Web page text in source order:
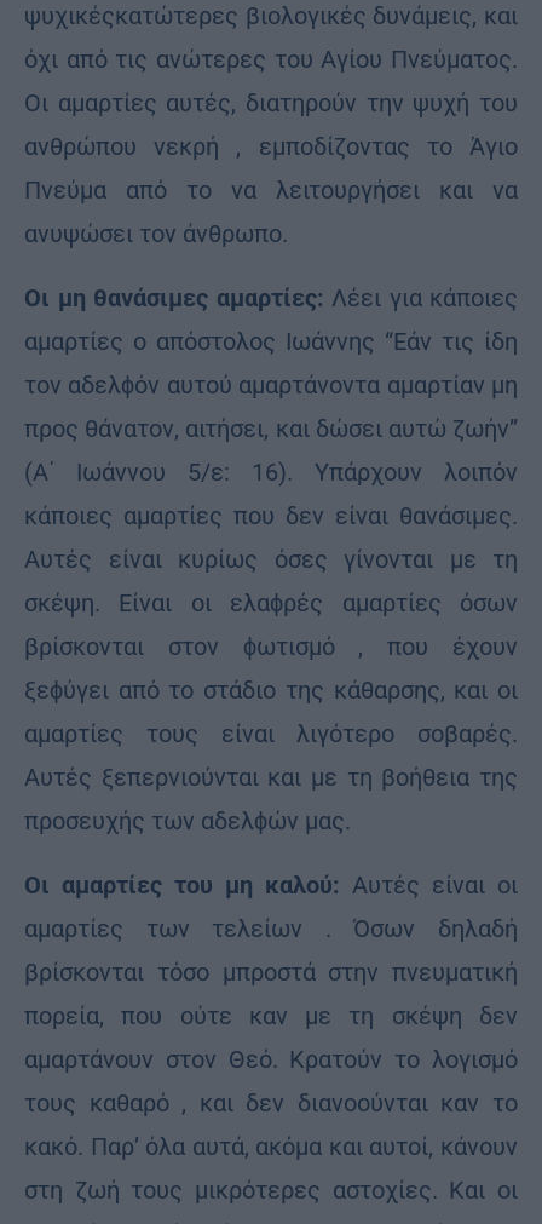
ψυχικέςκατώτερες βιολογικές δυνάμεις, και
όχι από τις ανώτερες του Αγίου Πνεύματος.
Οι αμαρτίες αυτές, διατηρούν την ψυχή του
ανθρώπου νεκρή , εμποδίζοντας το Άγιο
Πνεύμα από το να λειτουργήσει και να
ανυψώσει τον άνθρωπο.
Οι μη θανάσιμες αμαρτίες: Λέει για κάποιες
αμαρτίες ο απόστολος Ιωάννης “Εάν τις ίδη
τον αδελϕόν αυτού αμαρτάνοντα αμαρτίαν μη
προς θάνατον, αιτήσει, και δώσει αυτώ ζωήν”
(Α΄ Ιωάννου 5/ε: 16). Υπάρχουν λοιπόν
κάποιες αμαρτίες που δεν είναι θανάσιμες.
Αυτές είναι κυρίως όσες γίνονται με τη
σκέψη. Είναι οι ελαϕρές αμαρτίες όσων
βρίσκονται στον ϕωτισμό , που έχουν
ξεϕύγει από το στάδιο της κάθαρσης, και οι
αμαρτίες τους είναι λιγότερο σοβαρές.
Αυτές ξεπερνιούνται και με τη βοήθεια της
προσευχής των αδελϕών μας.
Οι αμαρτίες του μη καλού: Αυτές είναι οι
αμαρτίες των τελείων . Όσων δηλαδή
βρίσκονται τόσο μπροστά στην πνευματική
πορεία, που ούτε καν με τη σκέψη δεν
αμαρτάνουν στον Θεό. Κρατούν το λογισμό
τους καθαρό , και δεν διανοούνται καν το
κακό. Παρ’ όλα αυτά, ακόμα και αυτοί, κάνουν
στη ζωή τους μικρότερες αστοχίες. Και οι